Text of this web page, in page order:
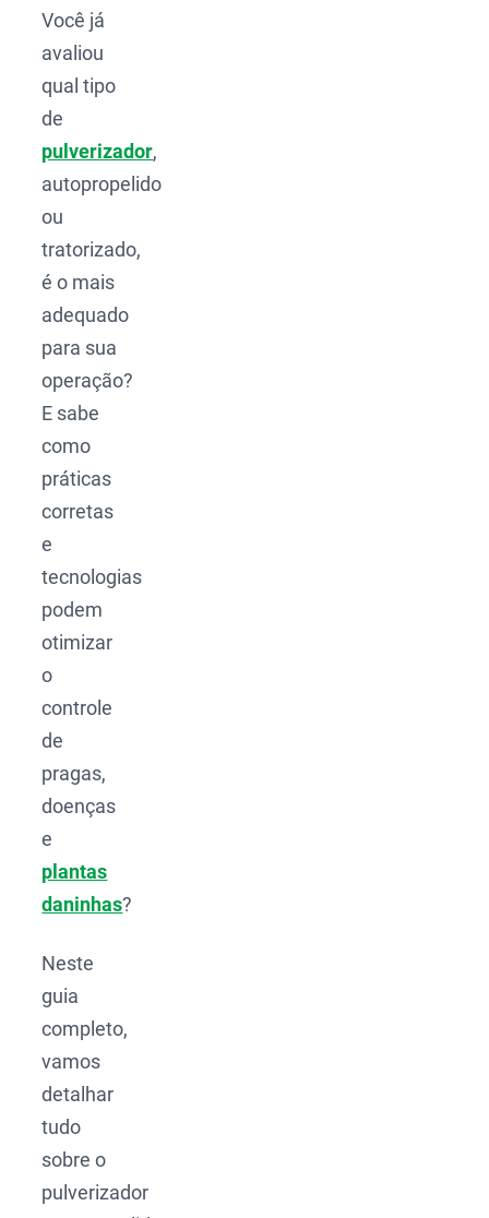
Você já
avaliou
qual tipo
de
pulverizador,
autopropelido
ou
tratorizado,
é o mais
adequado
para sua
operação?
E sabe
como
práticas
corretas
e
tecnologias
podem
otimizar
o
controle
de
pragas,
doenças
e
plantas
daninhas?
Neste
guia
completo,
vamos
detalhar
tudo
sobre o
pulverizador